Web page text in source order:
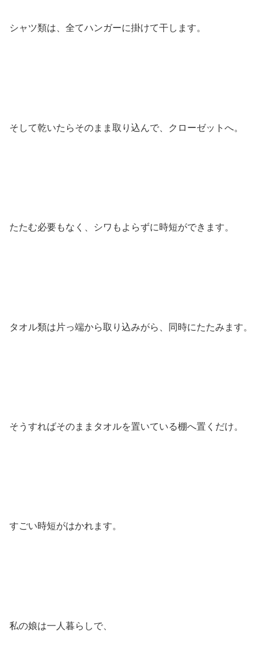
シャツ類は、全てハンガーに掛けて干します。
そして乾いたらそのまま取り込んで、クローゼットへ。
たたむ必要もなく、シワもよらずに時短ができます。
タオル類は片っ端から取り込みがら、同時にたたみます。
そうすればそのままタオルを置いている棚へ置くだけ。
すごい時短がはかれます。
私の娘は一人暮らしで、